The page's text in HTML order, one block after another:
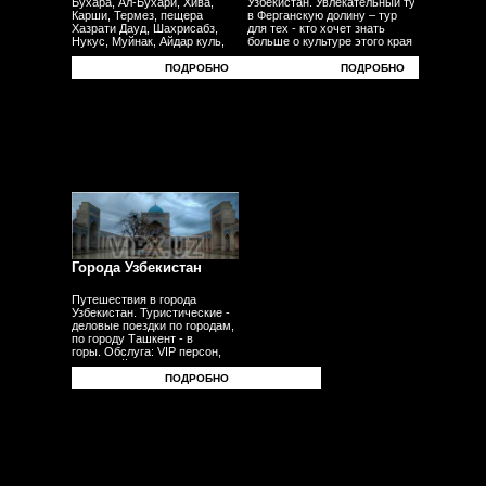
Карши, Термез, пещера
Хазрати Дауд, Шахрисабз,
Нукус, Муйнак, Айдар куль,
Юрта, Фергана, Андижан,
Наманган, Коканд - другие
города.
ПОДРОБНО
в Ферганскую долину – тур
для тех - кто хочет знать
больше о культуре этого края
- плодородных равнин
- узбекского традиционного ремесела.
ПОДРОБНО
Города Узбекистан
Путешествия в города
Узбекистан. Туристические -
деловые поездки по городам,
по городу Ташкент - в
горы. Обслуга: VIP персон,
делегаций, бизнесменов,
туристов, гостей,
корпоративных клиентов
ПОДРОБНО